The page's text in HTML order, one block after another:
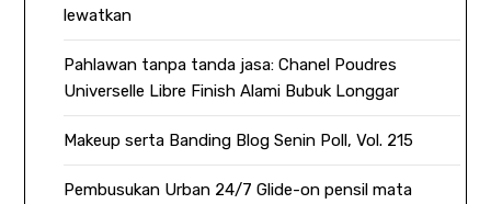
lewatkan
Pahlawan tanpa tanda jasa: Chanel Poudres
Universelle Libre Finish Alami Bubuk Longgar
Makeup serta Banding Blog Senin Poll, Vol. 215
Pembusukan Urban 24/7 Glide-on pensil mata